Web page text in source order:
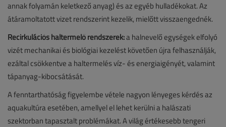
annak folyamán keletkező anyag) és az egyéb hulladékokat. Az
átáramoltatott vizet rendszerint kezelik, mielőtt visszaengednék.
Recirkulációs haltermelő rendszerek:a halnevelő egységek elfolyó
vizét mechanikai és biológiai kezelést követően újra felhasználják,
ezáltal csökkentve a haltermelés víz- és energiaigényét, valamint
tápanyag-kibocsátását.
A fenntarthatóság figyelembe vétele nagyon lényeges kérdés az
aquakultúra esetében, amellyel el lehet kerülni a halászati
szektorban tapasztalt problémákat. A világ értékesebb tengeri